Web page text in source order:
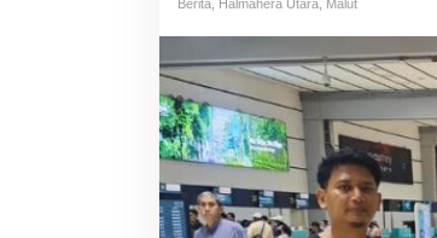
Berita Halmahera Utara Malut